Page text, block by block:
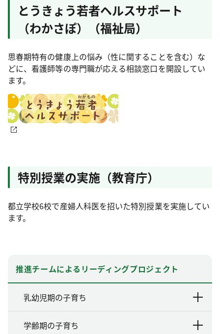
とうきょう若者ヘルスサポート
（わかさぽ）（福祉局）
思春期特有の健康上の悩み（性に関することを含む）な
どに、看護師等の専門職が応える相談窓口を開設してい
ます。​​​​​​​
特別授業の実施（教育庁）
都立学校6校で産婦人科医を招いた特別授業を実施してい
ます。
推進チームによるリーディングプロジェクト
乳幼児期の子育ち
学齢期の子育ち